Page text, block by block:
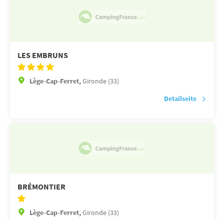
LES EMBRUNS
Lège-Cap-Ferret,Gironde (33)
Detailseite
BRÉMONTIER
Lège-Cap-Ferret,Gironde (33)